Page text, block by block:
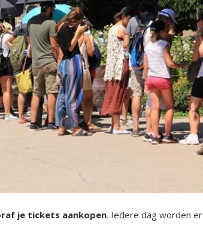
je tickets aankopen. Iedere dag worden